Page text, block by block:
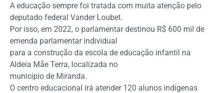
A educação sempre foi tratada com muita atenção pelo
deputado federal Vander Loubet.
Por isso, em 2022, o parlamentar destinou R$ 600 mil de
emenda parlamentar individual
para a construção da escola de educação infantil na
Aldeia Mãe Terra, localizada no
município de Miranda.
O centro educacional irá atender 120 alunos indígenas